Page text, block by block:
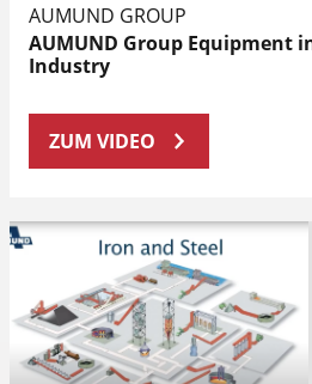
AUMUND GROUP
AUMUND Group Equipment
Industry
ZUM VIDEO